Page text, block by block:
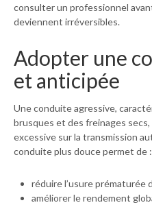
consulter un professionnel
deviennent irréversibles.
Adopter une
et anticipée
Une conduite agressive,
brusques et des freinages
excessive sur la transmission
conduite plus douce permet de :
réduire l’usure prématurée
améliorer le rendement